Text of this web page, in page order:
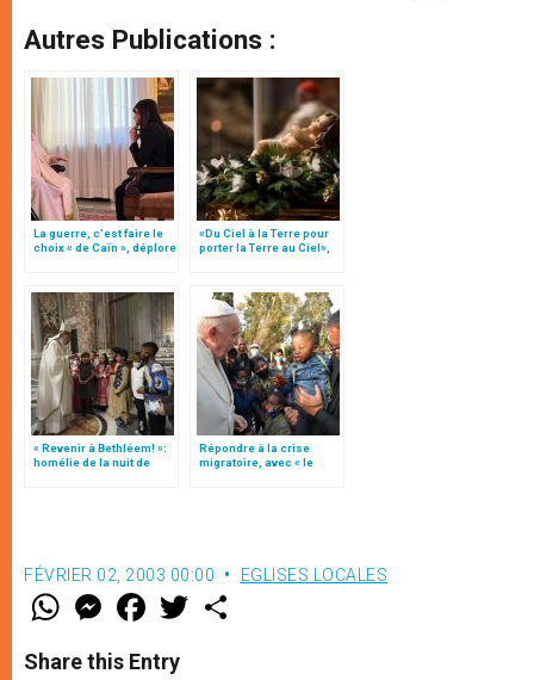
Autres Publications :
La guerre, c’est faire le
choix « de Caïn », déplore
«Du Ciel à la Terre pour
porter la Terre au Ciel»,
« Revenir à Bethléem! »:
homélie de la nuit de
Noël (texte complet)
Répondre à la crise
migratoire, avec « le
FÉVRIER 02, 2003 00:00 EGLISES LOCALES
W
t
s
M
e
s
e
F
a
e
b
w
Share this Entry